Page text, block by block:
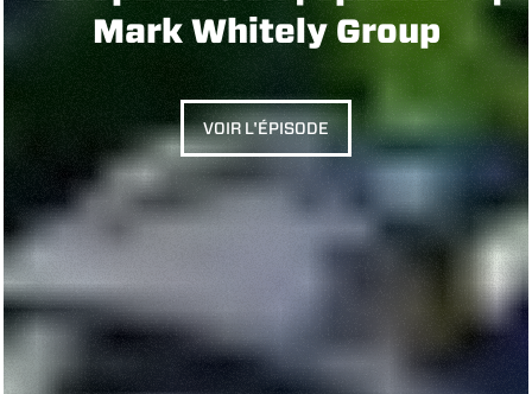
Mark Whitely Group
VOIR L'ÉPISODE